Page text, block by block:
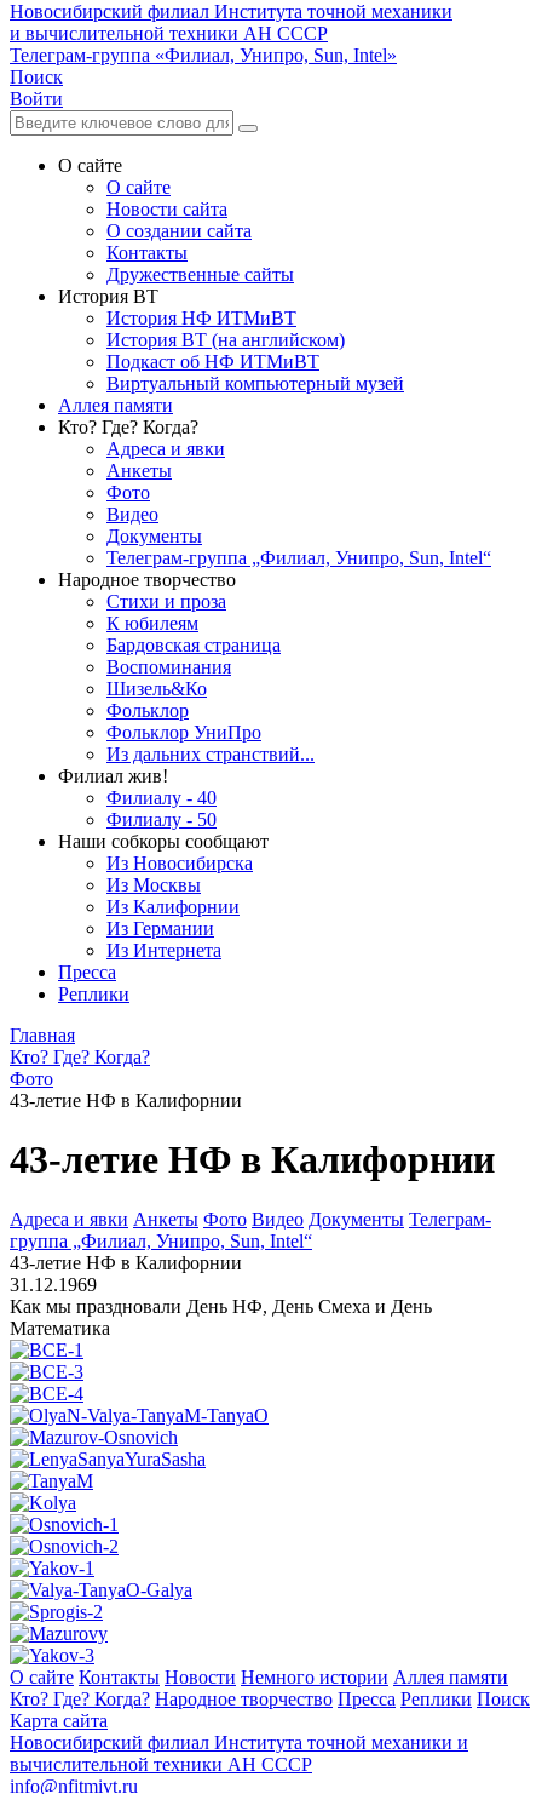
Новосибирский филиал Института точной механики
и вычислительной техники АН СССР
Телеграм-группа «Филиал, Унипро, Sun, Intel»
Поиск
Войти
О сайте
О сайте
Новости сайта
О создании сайта
Контакты
Дружественные сайты
История ВТ
История НФ ИТМиВТ
История ВТ (на английском)
Подкаст об НФ ИТМиВТ
Виртуальный компьютерный музей
Аллея памяти
Кто? Где? Когда?
Адреса и явки
Анкеты
Фото
Видео
Документы
Телеграм-группа „Филиал, Унипро, Sun, Intel“
Народное творчество
Стихи и проза
К юбилеям
Бардовская страница
Воспоминания
Шизель&Ко
Фольклор
Фольклор УниПро
Из дальних странствий...
Филиал жив!
Филиалу - 40
Филиалу - 50
Наши собкоры сообщают
Из Новосибирска
Из Москвы
Из Калифорнии
Из Германии
Из Интернета
Пресса
Реплики
Главная
Кто? Где? Когда?
Фото
43-летие НФ в Калифорнии
43-летие НФ в Калифорнии
Адреса и явки Анкеты Фото Видео Документы Телеграм-
группа „Филиал, Унипро, Sun, Intel“
43-летие НФ в Калифорнии
31.12.1969
Как мы праздновали День НФ, День Смеха и День
Математика
О сайте Контакты Новости Немного истории Аллея памяти
Кто? Где? Когда? Народное творчество Пресса Реплики Поиск
Карта сайта
Новосибирский филиал Института точной механики и
вычислительной техники АН СССР
info@nfitmivt.ru